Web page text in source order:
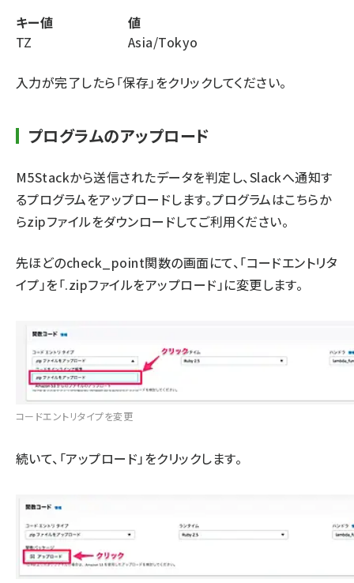
キー値
値
TZ
Asia/Tokyo
入力が完了したら「保存」をクリックしてください。
プログラムのアップロード
M5Stackから送信されたデータを判定し、Slackへ通知す
るプログラムをアップロードします。プログラムはこちらか
らzipファイルをダウンロードしてご利用ください。
先ほどのcheck_point関数の画面にて、「コードエントリタ
イプ」を「.zipファイルをアップロード」に変更します。
コードエントリタイプを変更
続いて、「アップロード」をクリックします。